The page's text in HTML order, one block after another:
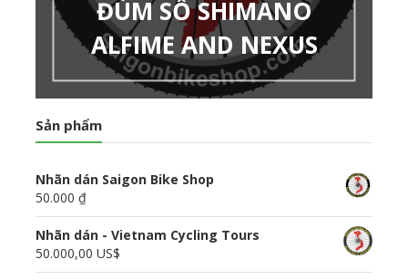
ĐÙM SỐ SHIMANO
ALFIME AND NEXUS
Sản phẩm
Nhãn dán Saigon Bike Shop
50.000 ₫
Nhãn dán - Vietnam Cycling Tours
50.000,00 US$